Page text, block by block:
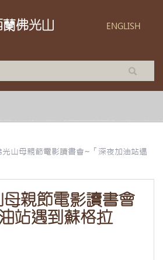
蘭佛光山 ENGLISH
光山母親節電影讀書會~「深夜加油站遇
親節電影讀書會
站遇到蘇格拉